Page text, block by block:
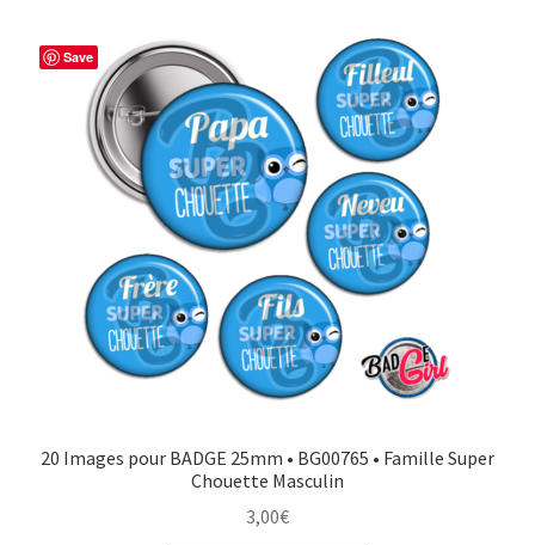
Save
20 Images pour BADGE 25mm • BG00765 • Famille Super
Chouette Masculin
3,00€